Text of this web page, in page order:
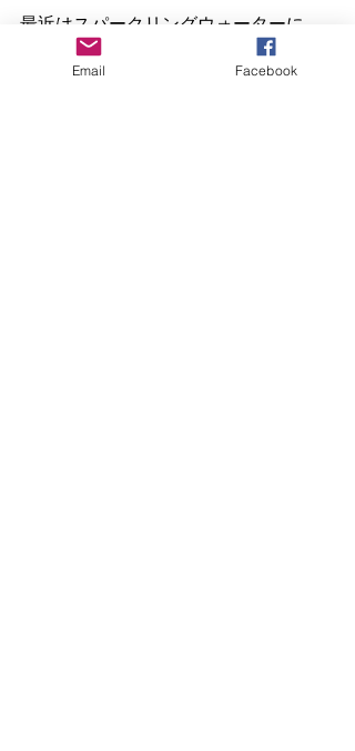
最近はスパークリングウォーターに
色々なフレーバーがあるのがトレンド
Email Facebook